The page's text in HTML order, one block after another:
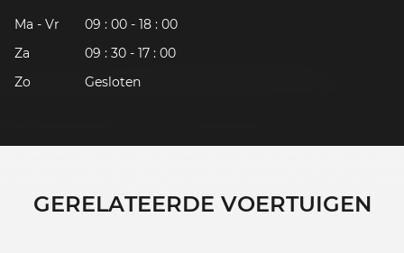
Ma - Vr
09 : 00 - 18 : 00
Za
09 : 30 - 17 : 00
Zo
Gesloten
GERELATEERDE VOERTUIGEN